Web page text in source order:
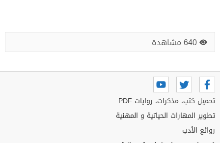
640 مشاهدة
تحميل كتب، مذكرات، روايات PDF
تطوير المهارات الحياتية و المهنية
روائع الأدب